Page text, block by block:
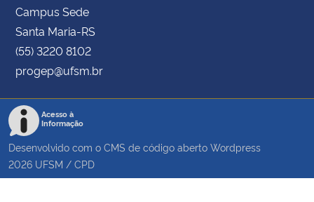
Campus Sede
Santa Maria-RS
(55) 3220 8102
progep@ufsm.br
Acesso à
Informação
Desenvolvido com o CMS de código aberto Wordpress
2026 UFSM / CPD